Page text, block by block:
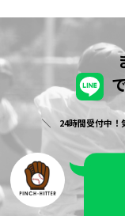
24時間受付中